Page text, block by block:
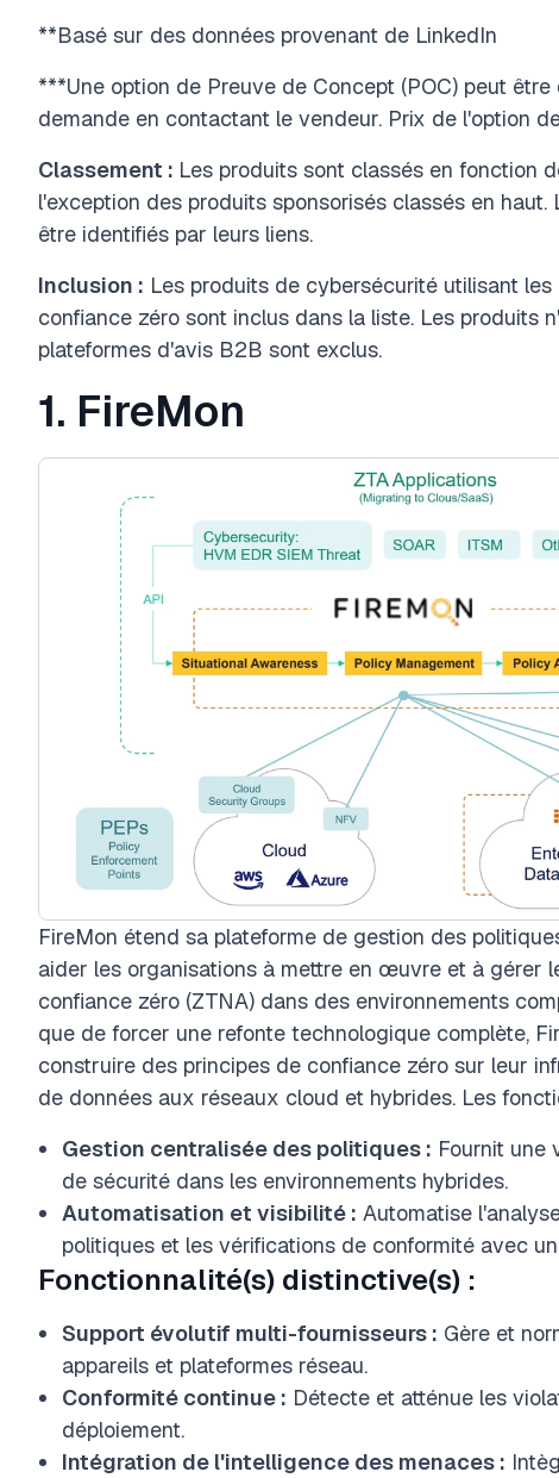
**Basé sur des données provenant de LinkedIn
***Une option de Preuve de Concept (POC) peut
demande en contactant le vendeur. Prix de l'option
Classement : Les produits sont classés en fonction
l'exception des produits sponsorisés classés en
être identifiés par leurs liens.
Inclusion : Les produits de cybersécurité utilisant
confiance zéro sont inclus dans la liste. Les produits
plateformes d'avis B2B sont exclus.
1. FireMon
FireMon étend sa plateforme de gestion des
aider les organisations à mettre en œuvre et à gérer
confiance zéro (ZTNA) dans des environnements
que de forcer une refonte technologique complète,
construire des principes de confiance zéro sur leur
de données aux réseaux cloud et hybrides. Les
Gestion centralisée des politiques : Fournit une
de sécurité dans les environnements hybrides.
Automatisation et visibilité : Automatise
politiques et les vérifications de conformité avec
Fonctionnalité(s) distinctive(s) :
Support évolutif multi-fournisseurs : Gère et
appareils et plateformes réseau.
Conformité continue : Détecte et atténue les
déploiement.
Intégration de l'intelligence des menaces :